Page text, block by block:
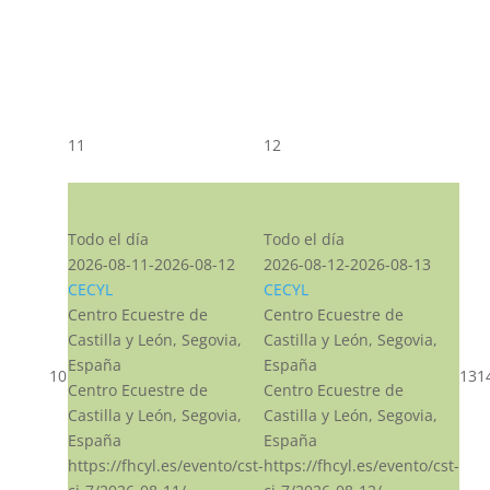
10
11
Todo el día
2026-08-11-2026-08-12
CECYL
Centro Ecuestre de
Castilla y León, Segovia,
España
Centro Ecuestre de
Castilla y León, Segovia,
España
https://fhcyl.es/evento/cst-
12
Todo el día
2026-08-12-2026-08-13
CECYL
Centro Ecuestre de
Castilla y León, Segovia,
España
Centro Ecuestre de
Castilla y León, Segovia,
España
https://fhcyl.es/evento/cst-
13